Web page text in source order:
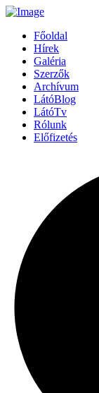
Főoldal
Hírek
Galéria
Szerzők
Archívum
LátóBlog
LátóTv
Rólunk
Előfizetés